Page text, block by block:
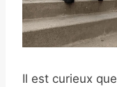
Il est curieux